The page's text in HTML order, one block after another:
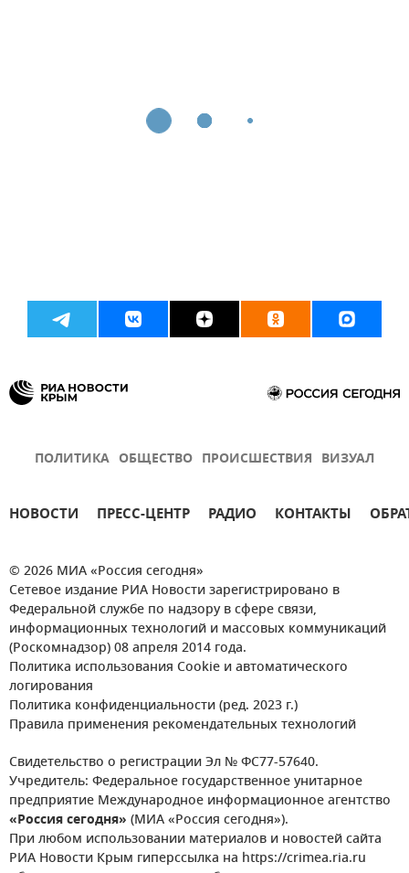
ПОЛИТИКА ОБЩЕСТВО ПРОИСШЕСТВИЯ ВИЗУАЛ
НОВОСТИ ПРЕСС-ЦЕНТР РАДИО КОНТАКТЫ
© 2026 МИА «Россия сегодня»
Сетевое издание РИА Новости зарегистрировано в
Федеральной службе по надзору в сфере связи,
информационных технологий и массовых коммуникаций
(Роскомнадзор) 08 апреля 2014 года.
Политика использования Cookie и автоматического
логирования
Политика конфиденциальности (ред. 2023 г.)
Правила применения рекомендательных технологий
Свидетельство о регистрации Эл № ФС77-57640.
Учредитель: Федеральное государственное унитарное
предприятие Международное информационное агентство
«Россия сегодня» (МИА «Россия сегодня»).
При любом использовании материалов и новостей сайта
РИА Новости Крым гиперссылка на https://crimea.ria.ru